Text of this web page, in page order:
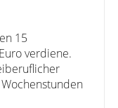
15
verdiene.